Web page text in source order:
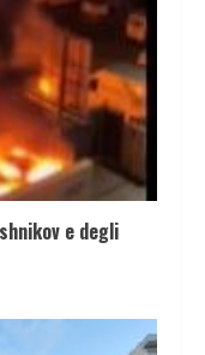
e degli